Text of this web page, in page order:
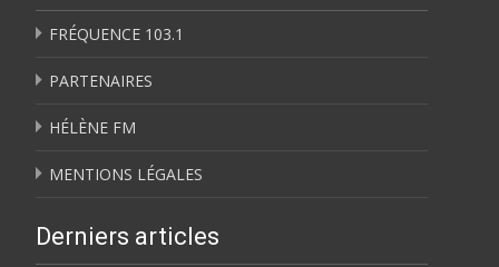
FRÉQUENCE 103.1
PARTENAIRES
HÉLÈNE FM
MENTIONS LÉGALES
Derniers articles